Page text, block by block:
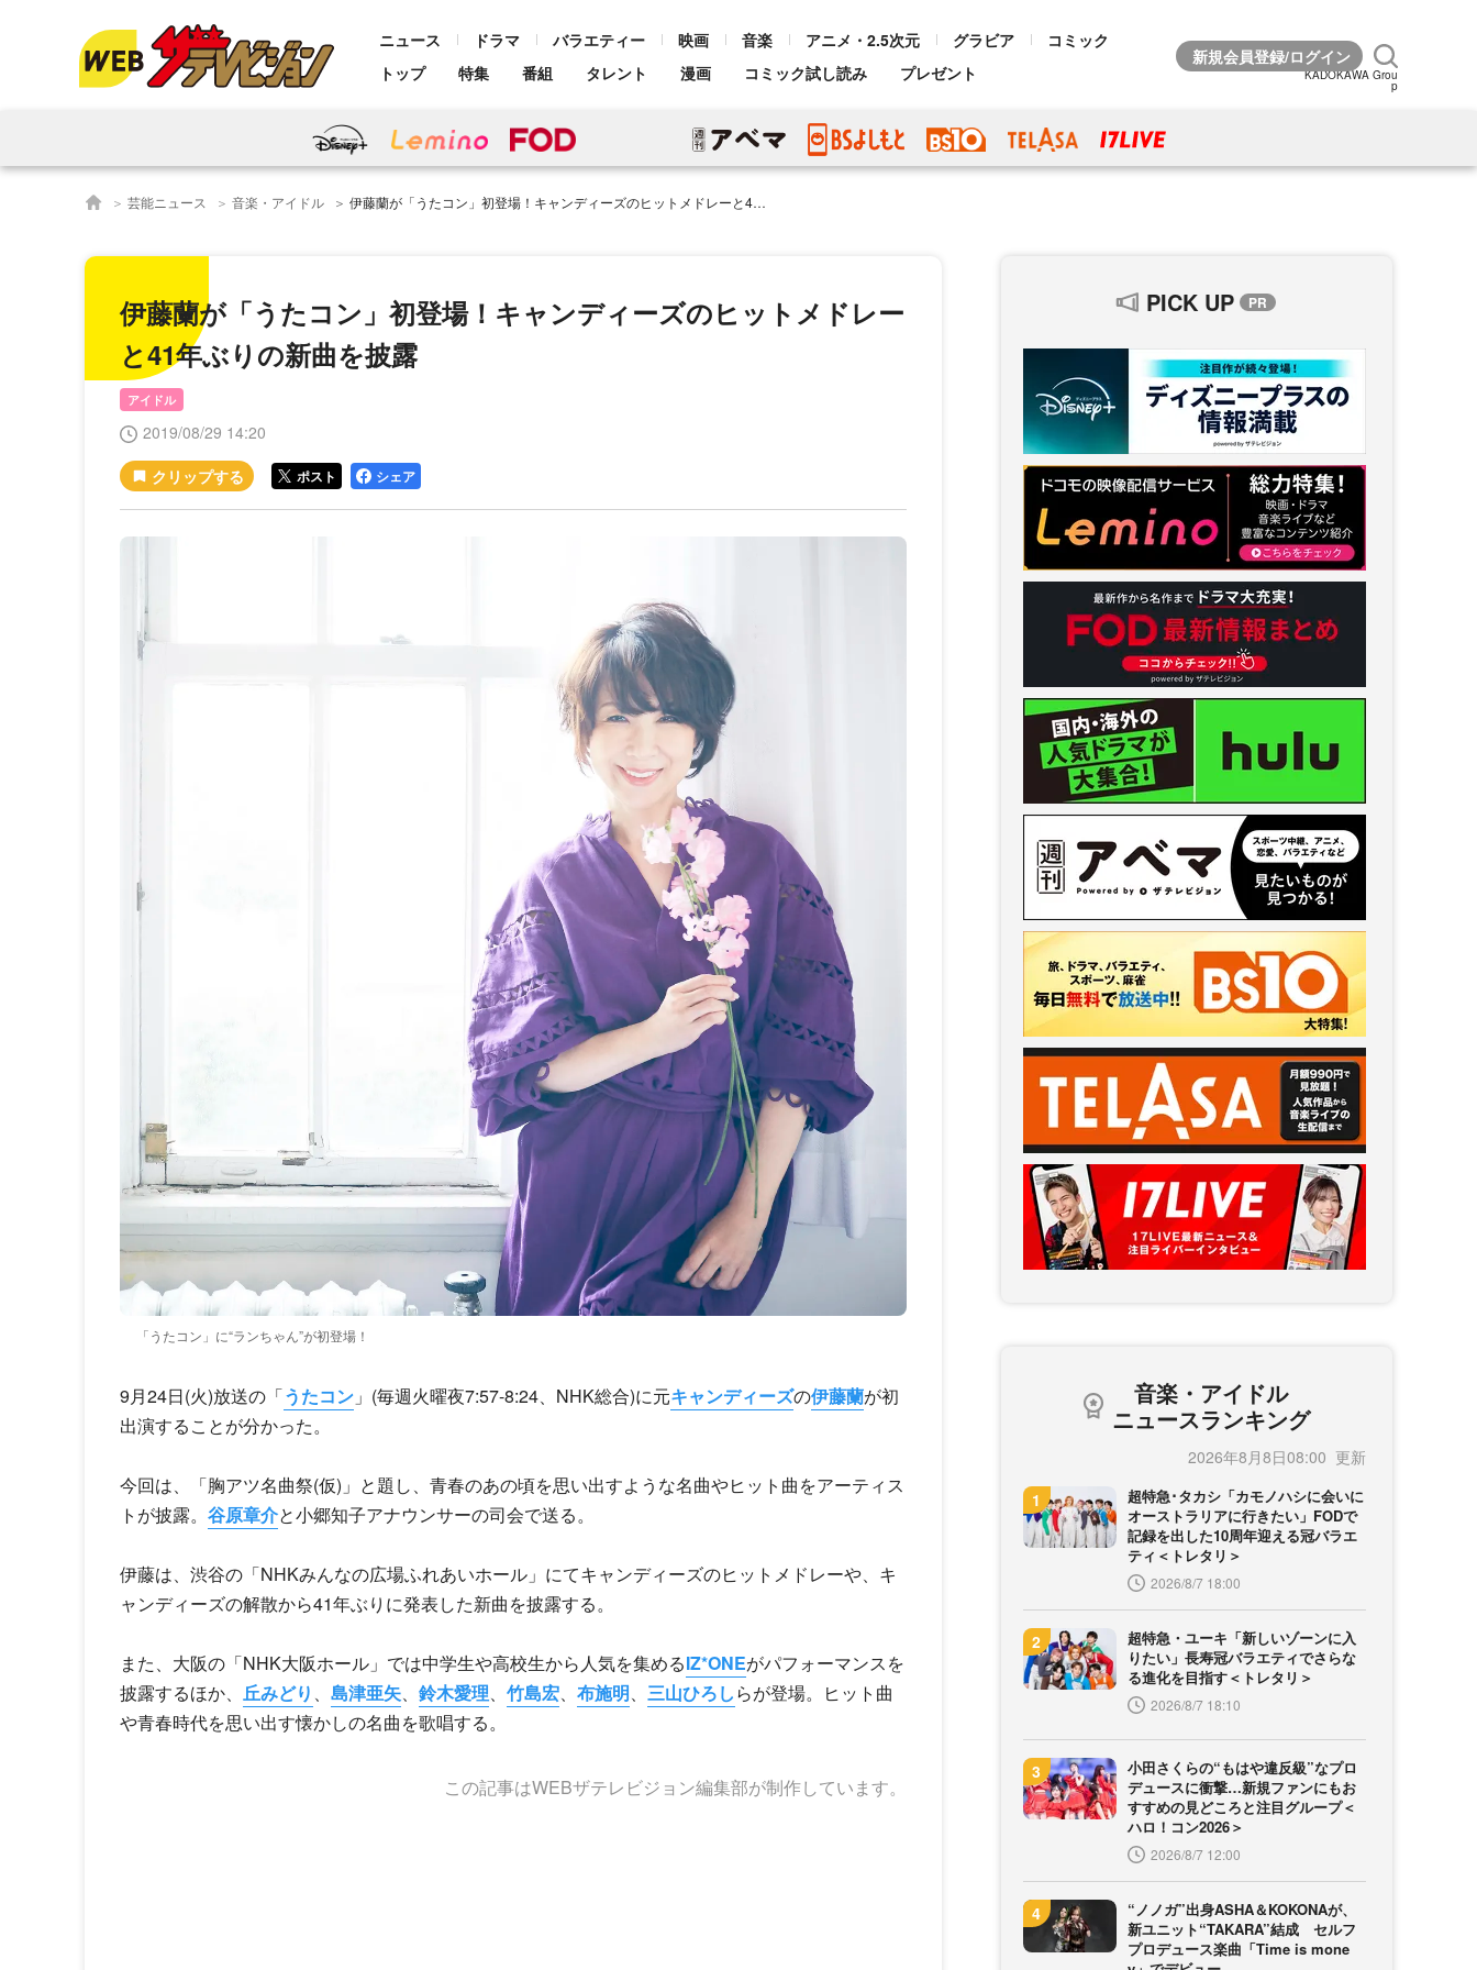
ニュース ドラマ バラエティー 映画 音楽 アニメ・2.5次元 グラビア
コミック
トップ
特集 番組 タレント 漫画 コミック試し読み プレゼント KADOKAWA Grou
p
芸能ニュース 音楽・アイドル 伊藤蘭が「うたコン」初登場！キャンディーズのヒットメドレーと41年ぶりの新曲を披露
伊藤蘭が「うたコン」初登場！キャンディーズのヒットメドレー
と41年ぶりの新曲を披露
アイドル
2019/08/29 14:20
ポスト シェア
「うたコン」に“ランちゃん”が初登場！
9月24日(火)放送の「うたコン 」(毎週火曜夜7:57-8:24、NHK総合)に元キャンディーズの伊藤蘭が初
出演することが分かった。
今回は、「胸アツ名曲祭(仮)」と題し、青春のあの頃を思い出すような名曲やヒット曲をアーティス
トが披露。 谷原章介と小郷知子アナウンサーの司会で送る。
伊藤は、渋谷の「NHKみんなの広場ふれあいホール」にてキャンディーズのヒットメドレーや、 キ
ャンディーズの解散から41年ぶりに発表した新曲を披露する。
また、大阪の「NHK大阪ホール」では中学生や高校生から人気を集めるIZ*ONEがパフォーマンスを
披露するほか、 丘みどり 、 島津亜矢、 鈴木愛理、 竹島宏、 布施明、 三山ひろしらが登場。ヒット曲
や青春時代を思い出す懐かしの名曲を歌唱する。
この記事はWEBザテレビジョン編集部が制作しています。
PICK UP
音楽・アイドル
ニュースランキング
2026年8月8日08:00
超特急･タカシ「カモノハシに会いに
オーストラリアに行きたい」FODで
記録を出した10周年迎える冠バラエ
ティ＜トレタリ＞
2026/8/7 18:00
超特急・ユーキ「新しいゾーンに入
りたい」長寿冠バラエティでさらな
る進化を目指す＜トレタリ＞
2026/8/7 18:10
小田さくらの“もはや違反級”なプロ
デュースに衝撃…新規ファンにもお
すすめの見どころと注目グループ＜
ハロ！コン2026＞
2026/8/7 12:00
“ノノガ”出身ASHA＆KOKONAが、
新ユニット“TAKARA”結成 セルフ
プロデュース楽曲「Time is mone